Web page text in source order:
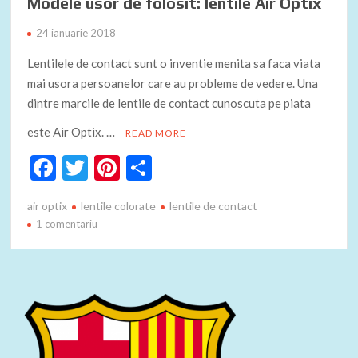
24 ianuarie 2018
Lentilele de contact sunt o inventie menita sa faca viata
mai usora persoanelor care au probleme de vedere. Una
dintre marcile de lentile de contact cunoscuta pe piata
este Air Optix. …
READ MORE
F
e
b
o
k
T
itt
er
Pi
er
es
ta
je
ă
air optix lentile colorate lentile de contact
1 comentariu
folosit:
lentile